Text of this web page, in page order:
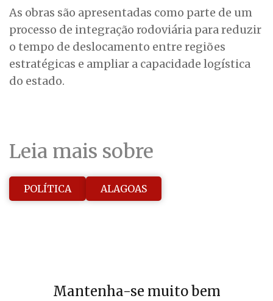
As obras são apresentadas como parte de um
processo de integração rodoviária para reduzir
o tempo de deslocamento entre regiões
estratégicas e ampliar a capacidade logística
do estado.
Leia mais sobre
POLÍTICA ALAGOAS
Mantenha-se muito bem